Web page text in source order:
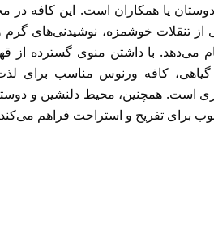
دوستان یا همکاران است. این کافه در
از تنقلات خوشمزه، نوشیدنی‌های
می‌دهد. با داشتن منوی گسترده از
گیاهی، کافه ورنوس مناسب برای
است. همچنین، محیط دلنشین و
برای تفریح و استراحت فراهم